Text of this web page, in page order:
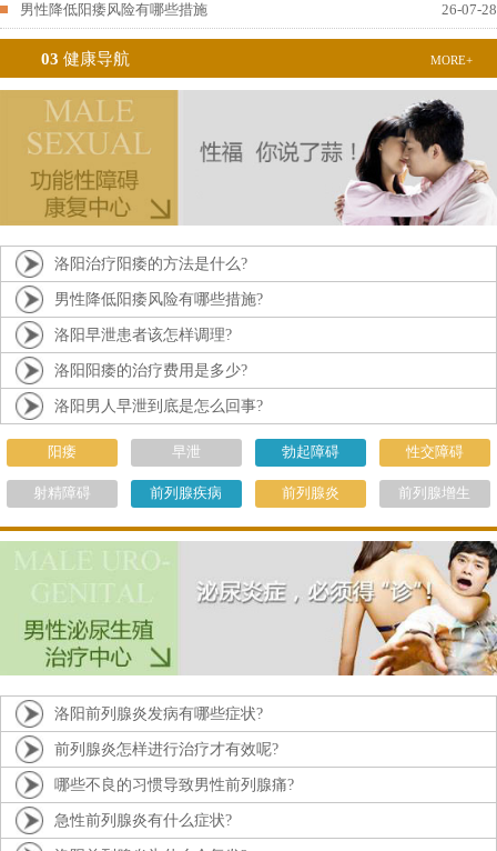
男性降低阳痿风险有哪些措施 26-07-28
03 健康导航 MORE+
洛阳治疗阳痿的方法是什么?
男性降低阳痿风险有哪些措施?
洛阳早泄患者该怎样调理?
洛阳阳痿的治疗费用是多少?
洛阳男人早泄到底是怎么回事?
阳痿 早泄 勃起障碍 性交障碍
射精障碍 前列腺疾病 前列腺炎 前列腺增生
洛阳前列腺炎发病有哪些症状?
前列腺炎怎样进行治疗才有效呢?
哪些不良的习惯导致男性前列腺痛?
急性前列腺炎有什么症状?